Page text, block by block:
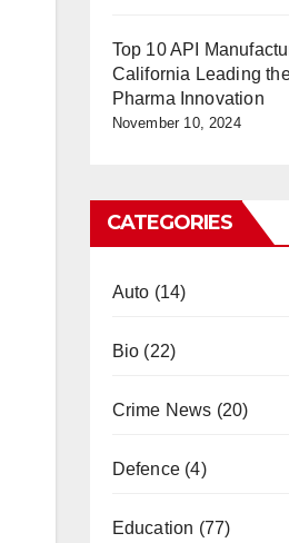
Top 10 API
California Leading
Pharma Innovation
November 10, 2024
CATEGORIES
Auto (14)
Bio (22)
Crime News (20)
Defence(4)
Education (77)